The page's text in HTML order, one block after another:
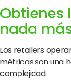
Obtienes
nada
Los retailers
métricas son una
complejidad.